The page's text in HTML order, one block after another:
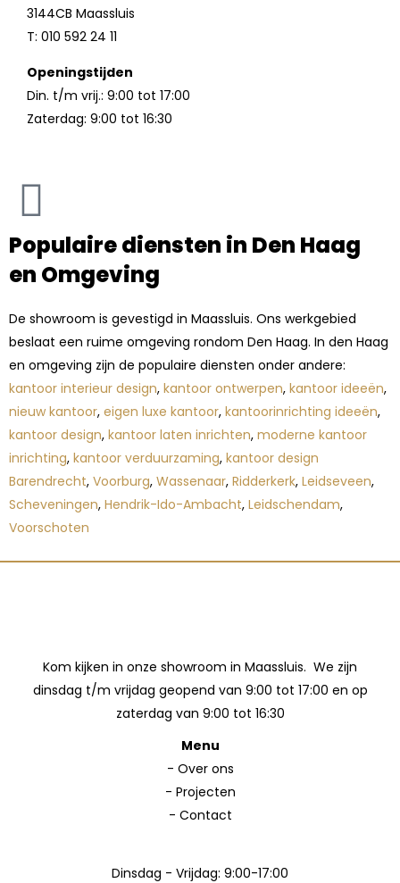
3144CB Maassluis
T: 010 592 24 11
Openingstijden
Din. t/m vrij.: 9:00 tot 17:00
Zaterdag: 9:00 tot 16:30
Populaire diensten in Den Haag
en Omgeving
De showroom is gevestigd in Maassluis. Ons werkgebied
beslaat een ruime omgeving rondom Den Haag. In den Haag
en omgeving zijn de populaire diensten onder andere:
kantoor interieur design, kantoor ontwerpen, kantoor ideeën,
nieuw kantoor, eigen luxe kantoor, kantoorinrichting ideeën,
kantoor design, kantoor laten inrichten, moderne kantoor
inrichting, kantoor verduurzaming, kantoor design
Barendrecht, Voorburg, Wassenaar, Ridderkerk, Leidseveen,
Scheveningen, Hendrik-Ido-Ambacht, Leidschendam,
Voorschoten
Kom kijken in onze showroom in Maassluis. We zijn
dinsdag t/m vrijdag geopend van 9:00 tot 17:00 en op
zaterdag van 9:00 tot 16:30
Menu
- Over ons
- Projecten
- Contact
Dinsdag - Vrijdag: 9:00-17:00